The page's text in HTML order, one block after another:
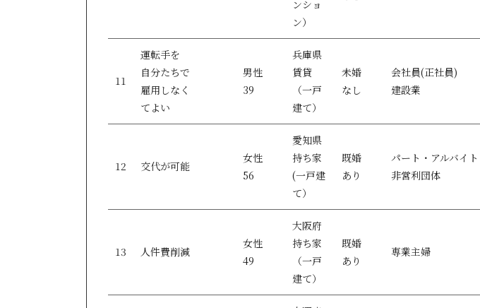
ンショ
ン）
11
運転手を
自分たちで
雇用しなく
てよい
男性
39
兵庫県
賃貸
（一戸
建て）
未婚
なし
会社員(正社員)
建設業
12 交代が可能
女性
56
愛知県
持ち家
(一戸建
て）
既婚
あり
パート・アルバイト
非営利団体
13 人件費削減
女性
49
大阪府
持ち家
（一戸
建て）
既婚
あり
専業主婦